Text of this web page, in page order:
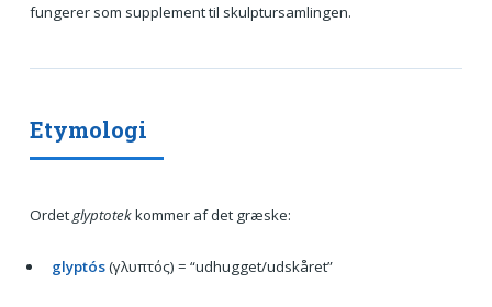
fungerer som supplement til skulptursamlingen.
Etymologi
Ordet glyptotekkommer af det græske:
glyptós(γλυπτός) = “udhugget/udskåret”